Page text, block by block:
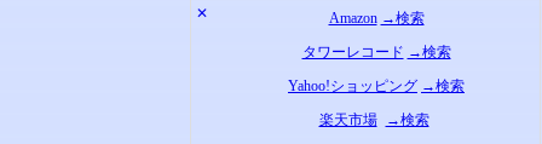
✕ Amazon →検索
タワーレコード →検索
Yahoo!ショッピング →検索
楽天市場
→検索